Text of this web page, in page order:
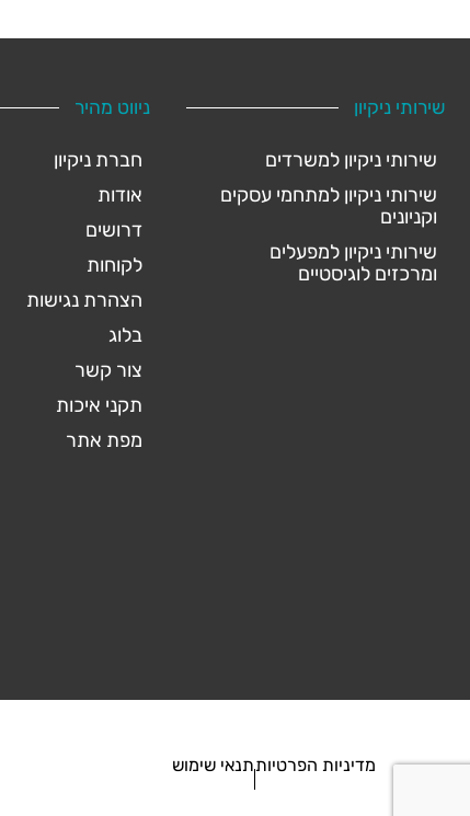
שירותי ניקיון
שירותי ניקיון למשרדים
שירותי ניקיון למתחמי עסקים
וקניונים
שירותי ניקיון למפעלים
ומרכזים לוגיסטיים
ניווט מהיר
חברת ניקיון
אודות
דרושים
לקוחות
הצהרת נגישות
בלוג
צור קשר
תקני איכות
מפת אתר
מדיניות הפרטיותתנאי שימוש